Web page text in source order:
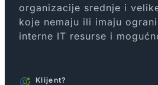
organizacije srednje i
koje nemaju ili imaju
interne IT resurse i
Klijent?